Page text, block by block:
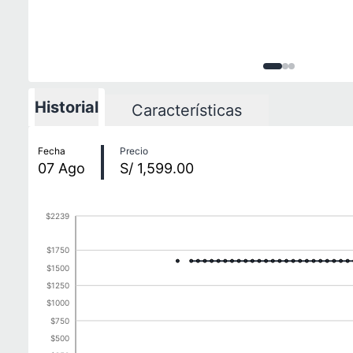
ImagenImagen
Imagen
Historial Características
Fecha
07 Ago
Precio
S/ 1,599.00
$500
$750
$1000
$1250
$1500
$1750
$2239